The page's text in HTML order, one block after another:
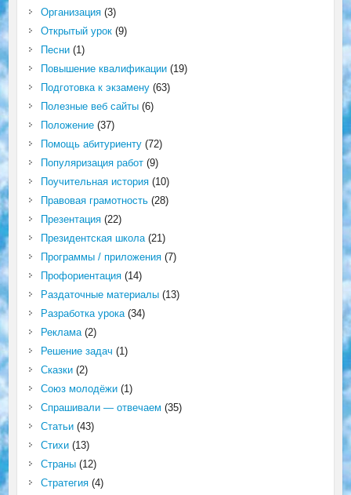
Организация(3)
Открытый урок(9)
Песни(1)
Повышение квалификации(19)
Подготовка к экзамену(63)
Полезные веб сайты(6)
Положение(37)
Помощь абитуриенту(72)
Популяризация работ(9)
Поучительная история(10)
Правовая грамотность(28)
Презентация(22)
Президентская школа(21)
Программы / приложения(7)
Профориентация(14)
Раздаточные материалы(13)
Разработка урока(34)
Реклама(2)
Решение задач (1)
Сказки(2)
Союз молодёжи(1)
Спрашивали — отвечаем (35)
Статьи(43)
Стихи(13)
Страны(12)
Стратегия(4)